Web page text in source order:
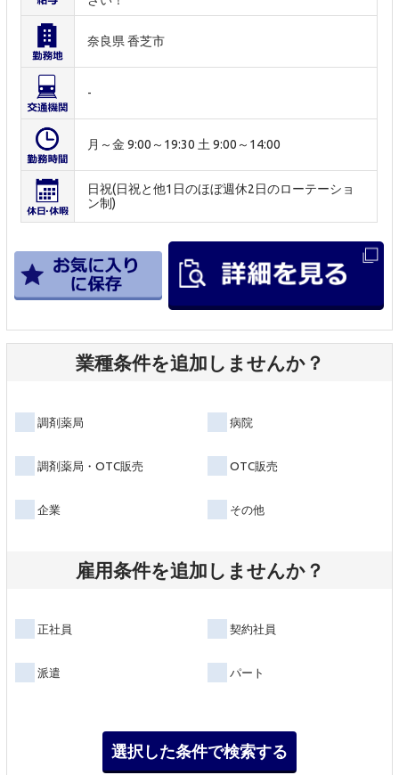
奈良県 香芝市
-
月～金 9:00～19:30 土 9:00～14:00
日祝(日祝と他1日のほぼ週休2日のローテーショ
ン制)
業種条件を追加しませんか？
調剤薬局 病院
調剤薬局・OTC販売 OTC販売
企業 その他
雇用条件を追加しませんか？
正社員 契約社員
派遣 パート